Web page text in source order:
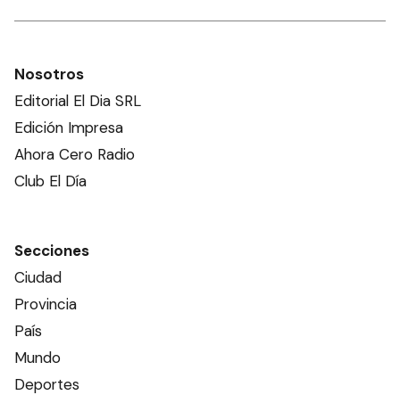
Nosotros
Editorial El Dia SRL
Edición Impresa
Ahora Cero Radio
Club El Día
Secciones
Ciudad
Provincia
País
Mundo
Deportes